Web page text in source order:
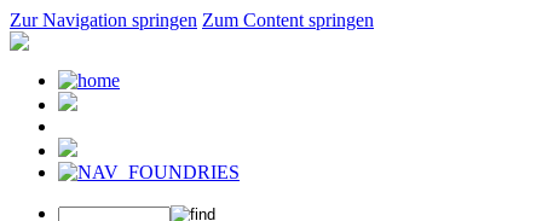
Zur Navigation springen Zum Content springen